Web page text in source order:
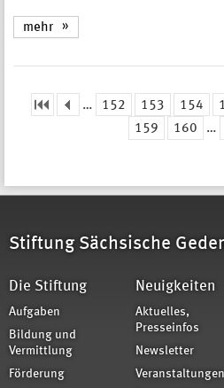
mehr
… 152 153 154
159
160 …
Stiftung Sächsische
Die Stiftung
Aufgaben
Bildung und
Vermittlung
Förderung
Neuigkeiten
Aktuelles,
Presseinfos
Newsletter
Veranstaltungen